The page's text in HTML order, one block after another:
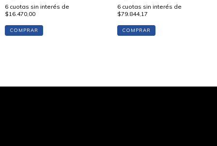
6 cuotas sin interés de
$16.470,00
COMPRAR
6 cuotas sin interés de
$79.844,17
COMPRAR